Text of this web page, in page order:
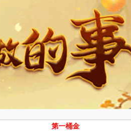
第一桶金